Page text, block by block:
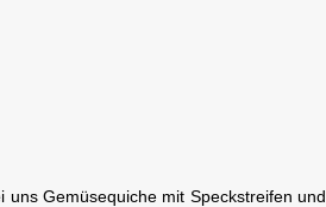
uns Gemüsequiche mit Speckstreifen und